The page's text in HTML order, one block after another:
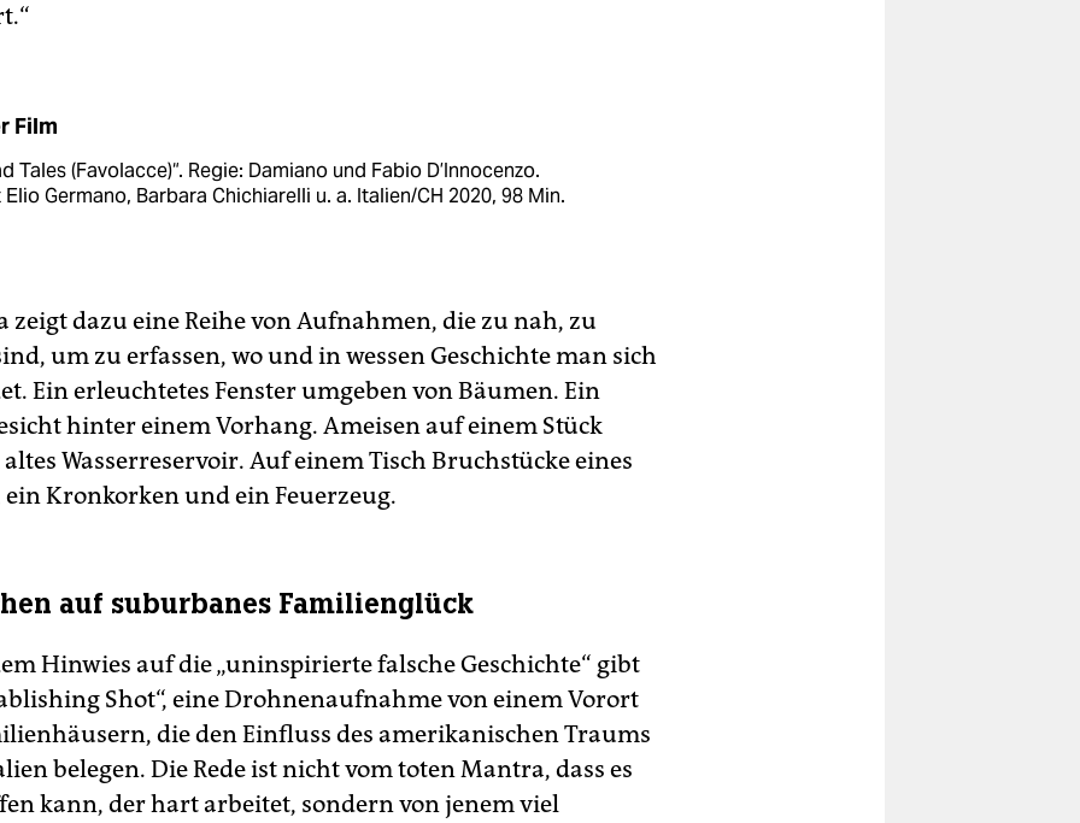
Film
Tales (Favolacce)“. Regie: Damiano und Fabio D’Innocenzo.
Elio Germano, Barbara Chichiarelli u. a. Italien/CH 2020, 98 Min.
zeigt dazu eine Reihe von Aufnahmen, die zu nah, zu
um zu erfassen, wo und in wessen Geschichte man sich
Ein erleuchtetes Fenster umgeben von Bäumen. Ein
hinter einem Vorhang. Ameisen auf einem Stück
Wasserreservoir. Auf einem Tisch Bruchstücke eines
ein Kronkorken und ein Feuerzeug.
auf suburbanes Familienglück
Hinwies auf die „uninspirierte falsche Geschichte“ gibt
Shot“, eine Drohnenaufnahme von einem Vorort
die den Einfluss des amerikanischen Traums
belegen. Die Rede ist nicht vom toten Mantra, dass es
kann, der hart arbeitet, sondern von jenem viel